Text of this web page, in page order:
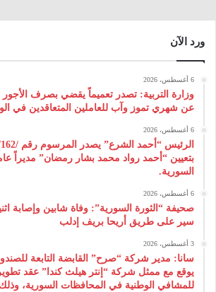
ورد الآن
6 أغسطس، 2026
وزارة التربية: تصدر تعميماً يقضي بصرف
عن شهري تموز وآب للعاملين المتعاقدين في
6 أغسطس، 2026
بتعيين “أحمد رواد محمد بشار رمضان” مديراً عاماً
السورية.
6 أغسطس، 2026
صحيفة “الثورة السورية”: وفاة شابين وإصابة
سير على طريق أريحا بريف إدلب
3 أغسطس، 2026
سانا: مدير شركة “صرح” القابضة التابعة
يوقع مع ممثل شركة “إنتر هيلث كندا” عقد
للمشافي الوطنية في المحافظات السورية، وذلك